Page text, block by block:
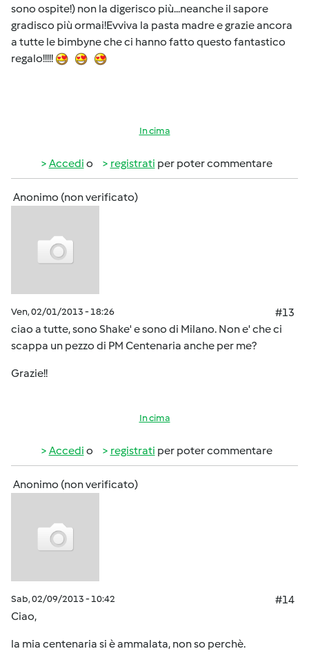
sono ospite!) non la digerisco più...neanche il sapore
gradisco più ormai!Evviva la pasta madre e grazie ancora
a tutte le bimbyne che ci hanno fatto questo fantastico
regalo!!!!!
In cima
Accedi o registrati per poter commentare
Anonimo (non verificato)
Ven, 02/01/2013 - 18:26
#13
ciao a tutte, sono Shake' e sono di Milano. Non e' che ci
scappa un pezzo di PM Centenaria anche per me?
Grazie!!
In cima
Accedi o registrati per poter commentare
Anonimo (non verificato)
Sab, 02/09/2013 - 10:42
#14
Ciao,
la mia centenaria si è ammalata, non so perchè.